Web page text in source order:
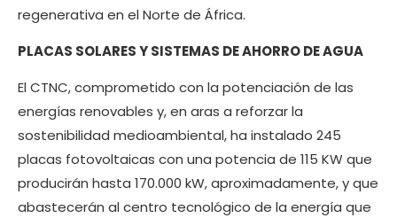
regenerativa en el Norte de África.
PLACAS SOLARES Y SISTEMAS DE AHORRO DE AGUA
El CTNC, comprometido con la potenciación de las
energías renovables y, en aras a reforzar la
sostenibilidad medioambiental, ha instalado 245
placas fotovoltaicas con una potencia de 115 KW que
producirán hasta 170.000 kW, aproximadamente, y que
abastecerán al centro tecnológico de la energía que